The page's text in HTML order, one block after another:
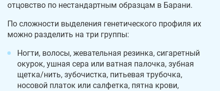
отцовство по нестандартным образцам в Барани.
По сложности выделения генетического профиля их
можно разделить на три группы:
Ногти, волосы, жевательная резинка, сигаретный
окурок, ушная сера или ватная палочка, зубная
щетка/нить, зубочистка, питьевая трубочка,
носовой платок или салфетка, пятна крови,